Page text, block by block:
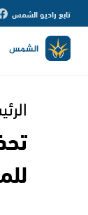
تابع راديو الشمس